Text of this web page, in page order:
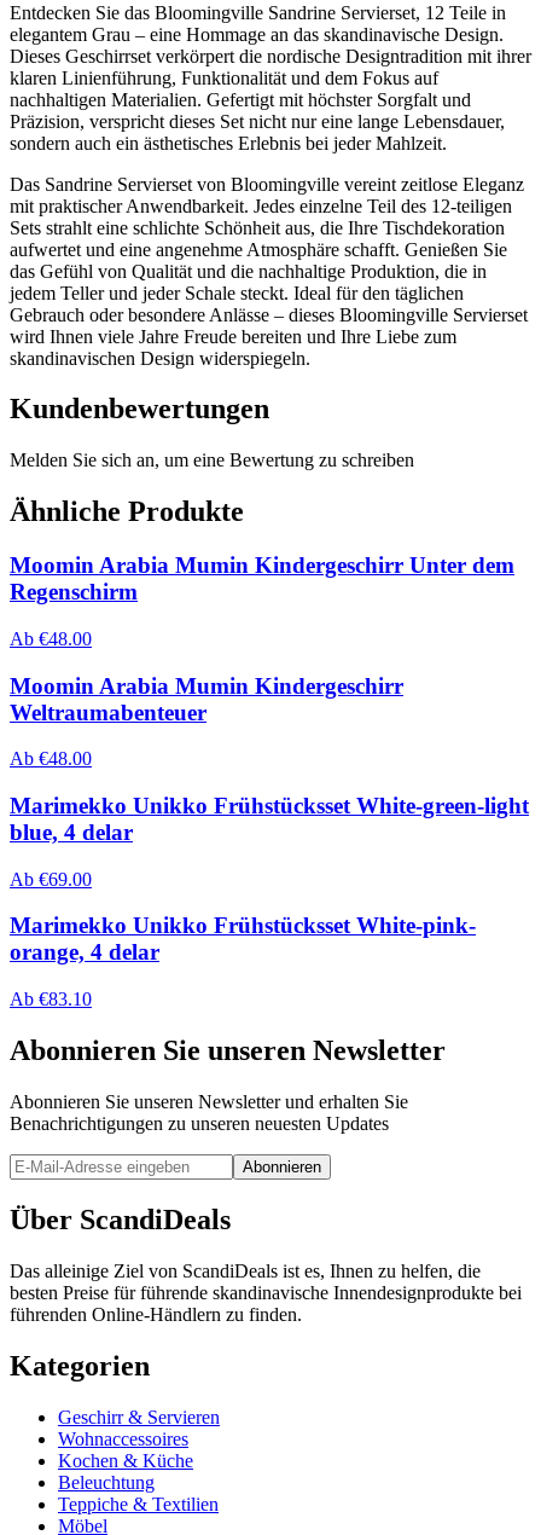
Entdecken Sie das Bloomingville Sandrine Servierset, 12 Teile in
elegantem Grau – eine Hommage an das skandinavische Design.
Dieses Geschirrset verkörpert die nordische Designtradition mit ihrer
klaren Linienführung, Funktionalität und dem Fokus auf
nachhaltigen Materialien. Gefertigt mit höchster Sorgfalt und
Präzision, verspricht dieses Set nicht nur eine lange Lebensdauer,
sondern auch ein ästhetisches Erlebnis bei jeder Mahlzeit.
Das Sandrine Servierset von Bloomingville vereint zeitlose Eleganz
mit praktischer Anwendbarkeit. Jedes einzelne Teil des 12-teiligen
Sets strahlt eine schlichte Schönheit aus, die Ihre Tischdekoration
aufwertet und eine angenehme Atmosphäre schafft. Genießen Sie
das Gefühl von Qualität und die nachhaltige Produktion, die in
jedem Teller und jeder Schale steckt. Ideal für den täglichen
Gebrauch oder besondere Anlässe – dieses Bloomingville Servierset
wird Ihnen viele Jahre Freude bereiten und Ihre Liebe zum
skandinavischen Design widerspiegeln.
Kundenbewertungen
Melden Sie sich an, um eine Bewertung zu schreiben
Ähnliche Produkte
Moomin Arabia Mumin Kindergeschirr Unter dem
Regenschirm
Ab €48.00
Moomin Arabia Mumin Kindergeschirr
Weltraumabenteuer
Ab €48.00
Marimekko Unikko Frühstücksset White-green-light
blue, 4 delar
Ab €69.00
Marimekko Unikko Frühstücksset White-pink-
orange, 4 delar
Ab €83.10
Abonnieren Sie unseren Newsletter
Abonnieren Sie unseren Newsletter und erhalten Sie
Benachrichtigungen zu unseren neuesten Updates
Abonnieren
Über ScandiDeals
Das alleinige Ziel von ScandiDeals ist es, Ihnen zu helfen, die
besten Preise für führende skandinavische Innendesignprodukte bei
führenden Online-Händlern zu finden.
Kategorien
Geschirr & Servieren
Wohnaccessoires
Kochen & Küche
Beleuchtung
Teppiche & Textilien
Möbel